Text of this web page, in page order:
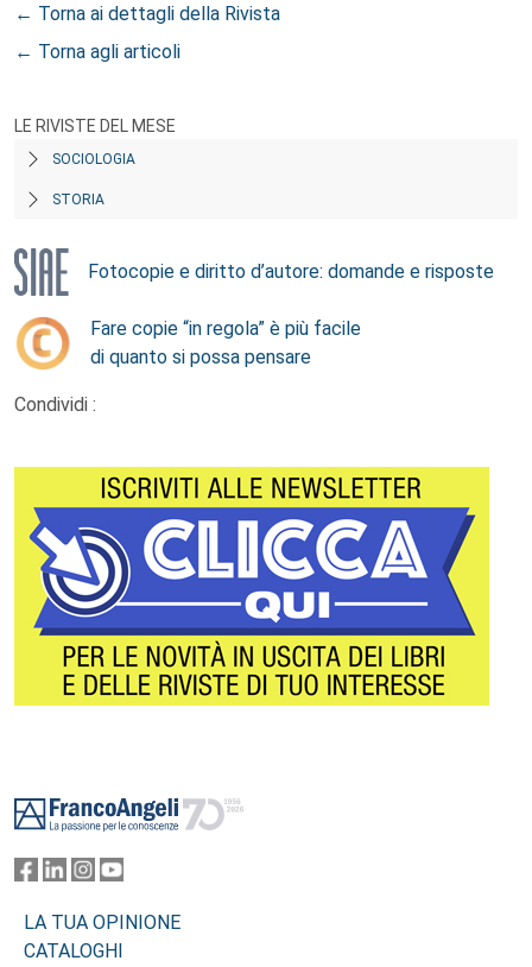
← Torna ai dettagli della Rivista
← Torna agli articoli
LE RIVISTE DEL MESE
SOCIOLOGIA
STORIA
Fotocopie e diritto d’autore: domande e risposte
Fare copie “in regola” è più facile
di quanto si possa pensare
Condividi :
LA TUA OPINIONE
CATALOGHI